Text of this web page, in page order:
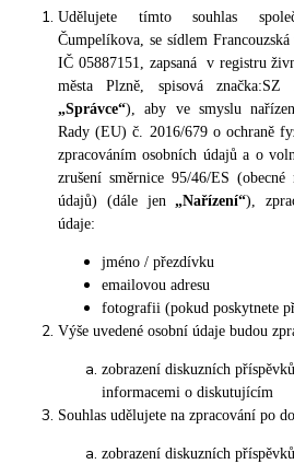
Udělujete tímto souhlas
Čumpelíkova, se sídlem
IČ 05887151, zapsaná v registru
města Plzně, spisová
„Správce“), aby ve smyslu
Rady (EU) č. 2016/679 o ochraně
zpracováním osobních údajů a o
zrušení směrnice 95/46/ES
údajů) (dále jen„Nařízení“),
údaje:
jméno / přezdívku
emailovou adresu
fotografii (pokud poskytnete
Výše uvedené osobní údaje budou
zobrazení diskuzních
informacemi o diskutujícím
Souhlas udělujete na zpracování po
zobrazení diskuzních